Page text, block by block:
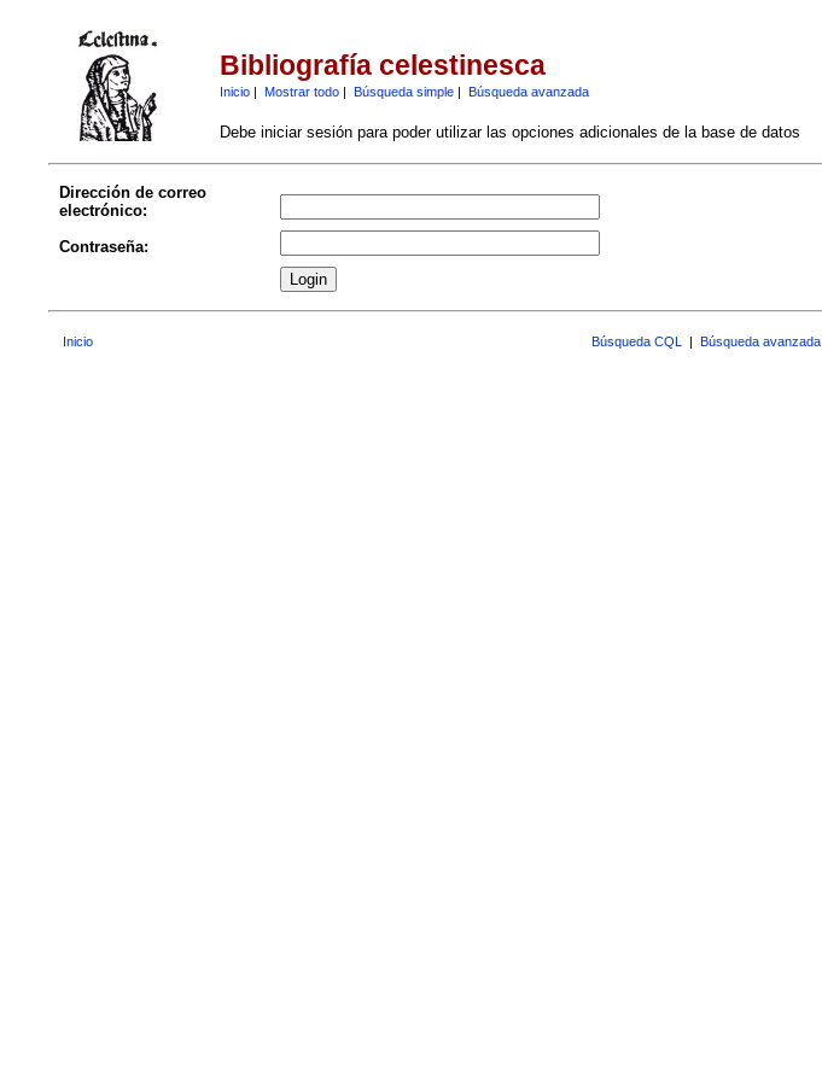
Bibliografía celestinesca
Inicio| Mostrar todo| Búsqueda simple| Búsqueda avanzada
Debe iniciar sesión para poder utilizar las opciones adicionales de la base de datos
Dirección de correo
electrónico:
Contraseña:
Inicio Búsqueda CQL | Búsqueda avanzada